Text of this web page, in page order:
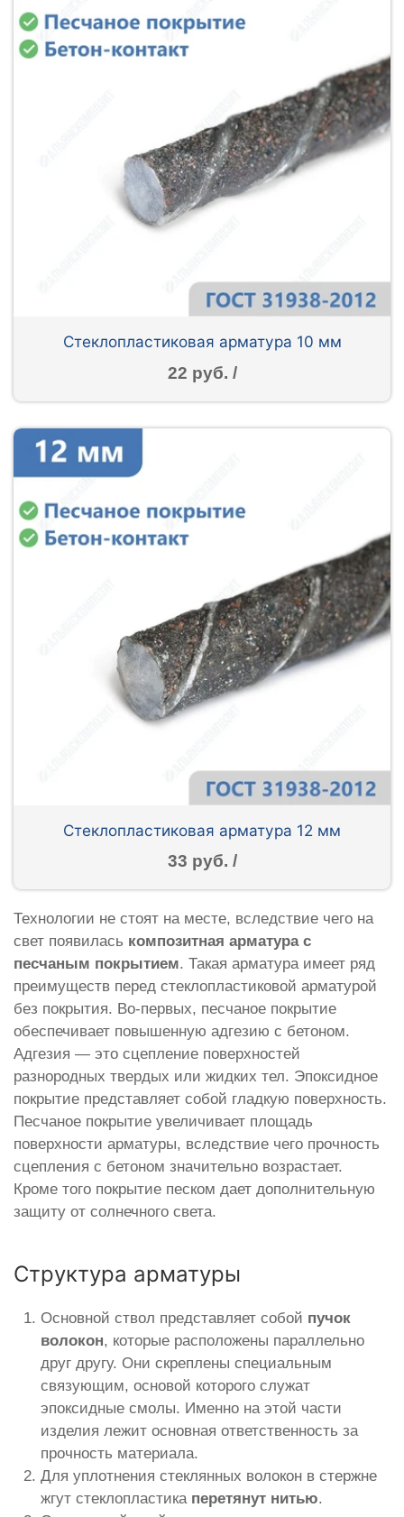
Стеклопластиковая арматура 10 мм
22 руб. /
Стеклопластиковая арматура 12 мм
33 руб. /
Технологии не стоят на месте, вследствие чего на
свет появилась композитная арматура с
песчаным покрытием. Такая арматура имеет ряд
преимуществ перед стеклопластиковой арматурой
без покрытия. Во-первых, песчаное покрытие
обеспечивает повышенную адгезию с бетоном.
Адгезия — это сцепление поверхностей
разнородных твердых или жидких тел. Эпоксидное
покрытие представляет собой гладкую поверхность.
Песчаное покрытие увеличивает площадь
поверхности арматуры, вследствие чего прочность
сцепления с бетоном значительно возрастает.
Кроме того покрытие песком дает дополнительную
защиту от солнечного света.
Структура арматуры
Основной ствол представляет собой пучок
волокон, которые расположены параллельно
друг другу. Они скреплены специальным
связующим, основой которого служат
эпоксидные смолы. Именно на этой части
изделия лежит основная ответственность за
прочность материала.
Для уплотнения стеклянных волокон в стержне
жгут стеклопластика перетянут нитью.